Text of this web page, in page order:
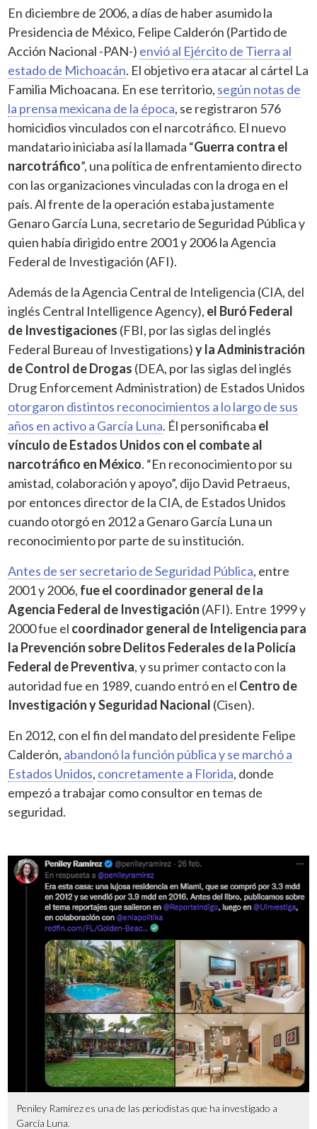
En diciembre de 2006, a días de haber asumido la
Presidencia de México, Felipe Calderón (Partido de
Acción Nacional -PAN-) envió al Ejército de Tierra al
estado de Michoacán. El objetivo era atacar al cártel La
Familia Michoacana. En ese territorio, según notas de
la prensa mexicana de la época, se registraron 576
homicidios vinculados con el narcotráfico. El nuevo
mandatario iniciaba así la llamada “Guerra contra el
narcotráfico”, una política de enfrentamiento directo
con las organizaciones vinculadas con la droga en el
país. Al frente de la operación estaba justamente
Genaro García Luna, secretario de Seguridad Pública y
quien había dirigido entre 2001 y 2006 la Agencia
Federal de Investigación (AFI).
Además de la Agencia Central de Inteligencia (CIA, del
inglés Central Intelligence Agency), el Buró Federal
de Investigaciones (FBI, por las siglas del inglés
Federal Bureau of Investigations)y la Administración
de Control de Drogas (DEA, por las siglas del inglés
Drug Enforcement Administration) de Estados Unidos
otorgaron distintos reconocimientos a lo largo de sus
años en activo a García Luna. Él personificaba el
vínculo de Estados Unidos con el combate al
narcotráfico en México. “En reconocimiento por su
amistad, colaboración y apoyo”, dijo David Petraeus,
por entonces director de la CIA, de Estados Unidos
cuando otorgó en 2012 a Genaro García Luna un
reconocimiento por parte de su institución.
Antes de ser secretario de Seguridad Pública, entre
2001 y 2006, fue el coordinador general de la
Agencia Federal de Investigación (AFI). Entre 1999 y
2000 fue el coordinador general de Inteligencia para
la Prevención sobre Delitos Federales de la Policía
Federal de Preventiva, y su primer contacto con la
autoridad fue en 1989, cuando entró en el Centro de
Investigación y Seguridad Nacional (Cisen).
En 2012, con el fin del mandato del presidente Felipe
Calderón, abandonó la función pública y se marchó a
Estados Unidos, concretamente a Florida, donde
empezó a trabajar como consultor en temas de
seguridad.
Peniley Ramírez es una de las periodistas que ha investigado a
García Luna.